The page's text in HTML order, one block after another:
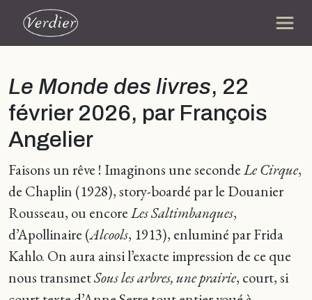
Le Monde des livres, 22
février 2026, par François
Angelier
Faisons un rêve ! Imaginons une secondeLe Cirque,
de Chaplin (1928), story-boardé par le Douanier
Rousseau, ou encoreLes Saltimbanques,
d’Apollinaire (Alcools, 1913), enluminé par Frida
Kahlo. On aura ainsi l’exacte impression de ce que
nous transmetSous les arbres, une prairie, court, si